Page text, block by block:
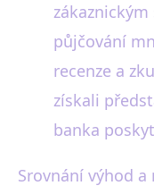
půjčování
recenze a
získali
banka
Srovnání výhod a